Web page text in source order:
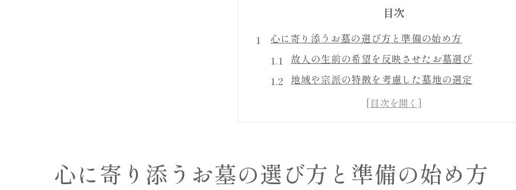
目次
心に寄り添うお墓の選び方と準備の始め方
故人の生前の希望を反映させたお墓選び
地域や宗派の特徴を考慮した墓地の選定
予算に応じたお墓の種類とデザインの決定
家族との話し合いを基にしたお墓の設計
準備開始から設置までの具体的なスケジュール
お墓の取り替えで知っておくべき法的手続きのポイント
心に寄り添うお墓の選び方と準備の始め方